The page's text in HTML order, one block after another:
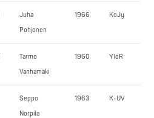
Juha
Pohjonen
1966 KoJy
Tarmo
Vanhamäki
1960 YlöR
Seppo
Norpila
1963 K-UV